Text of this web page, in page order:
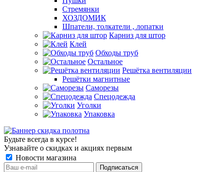
Стремянки
ХОЗДОМИК
Шпатели, толкатели , лопатки
Карниз для штор
Клей
Обходы труб
Остальное
Решётка вентиляции
Решётки магнитные
Саморезы
Спецодежда
Уголки
Упаковка
Будьте всегда в курсе!
Узнавайте о скидках и акциях первым
Новости магазина